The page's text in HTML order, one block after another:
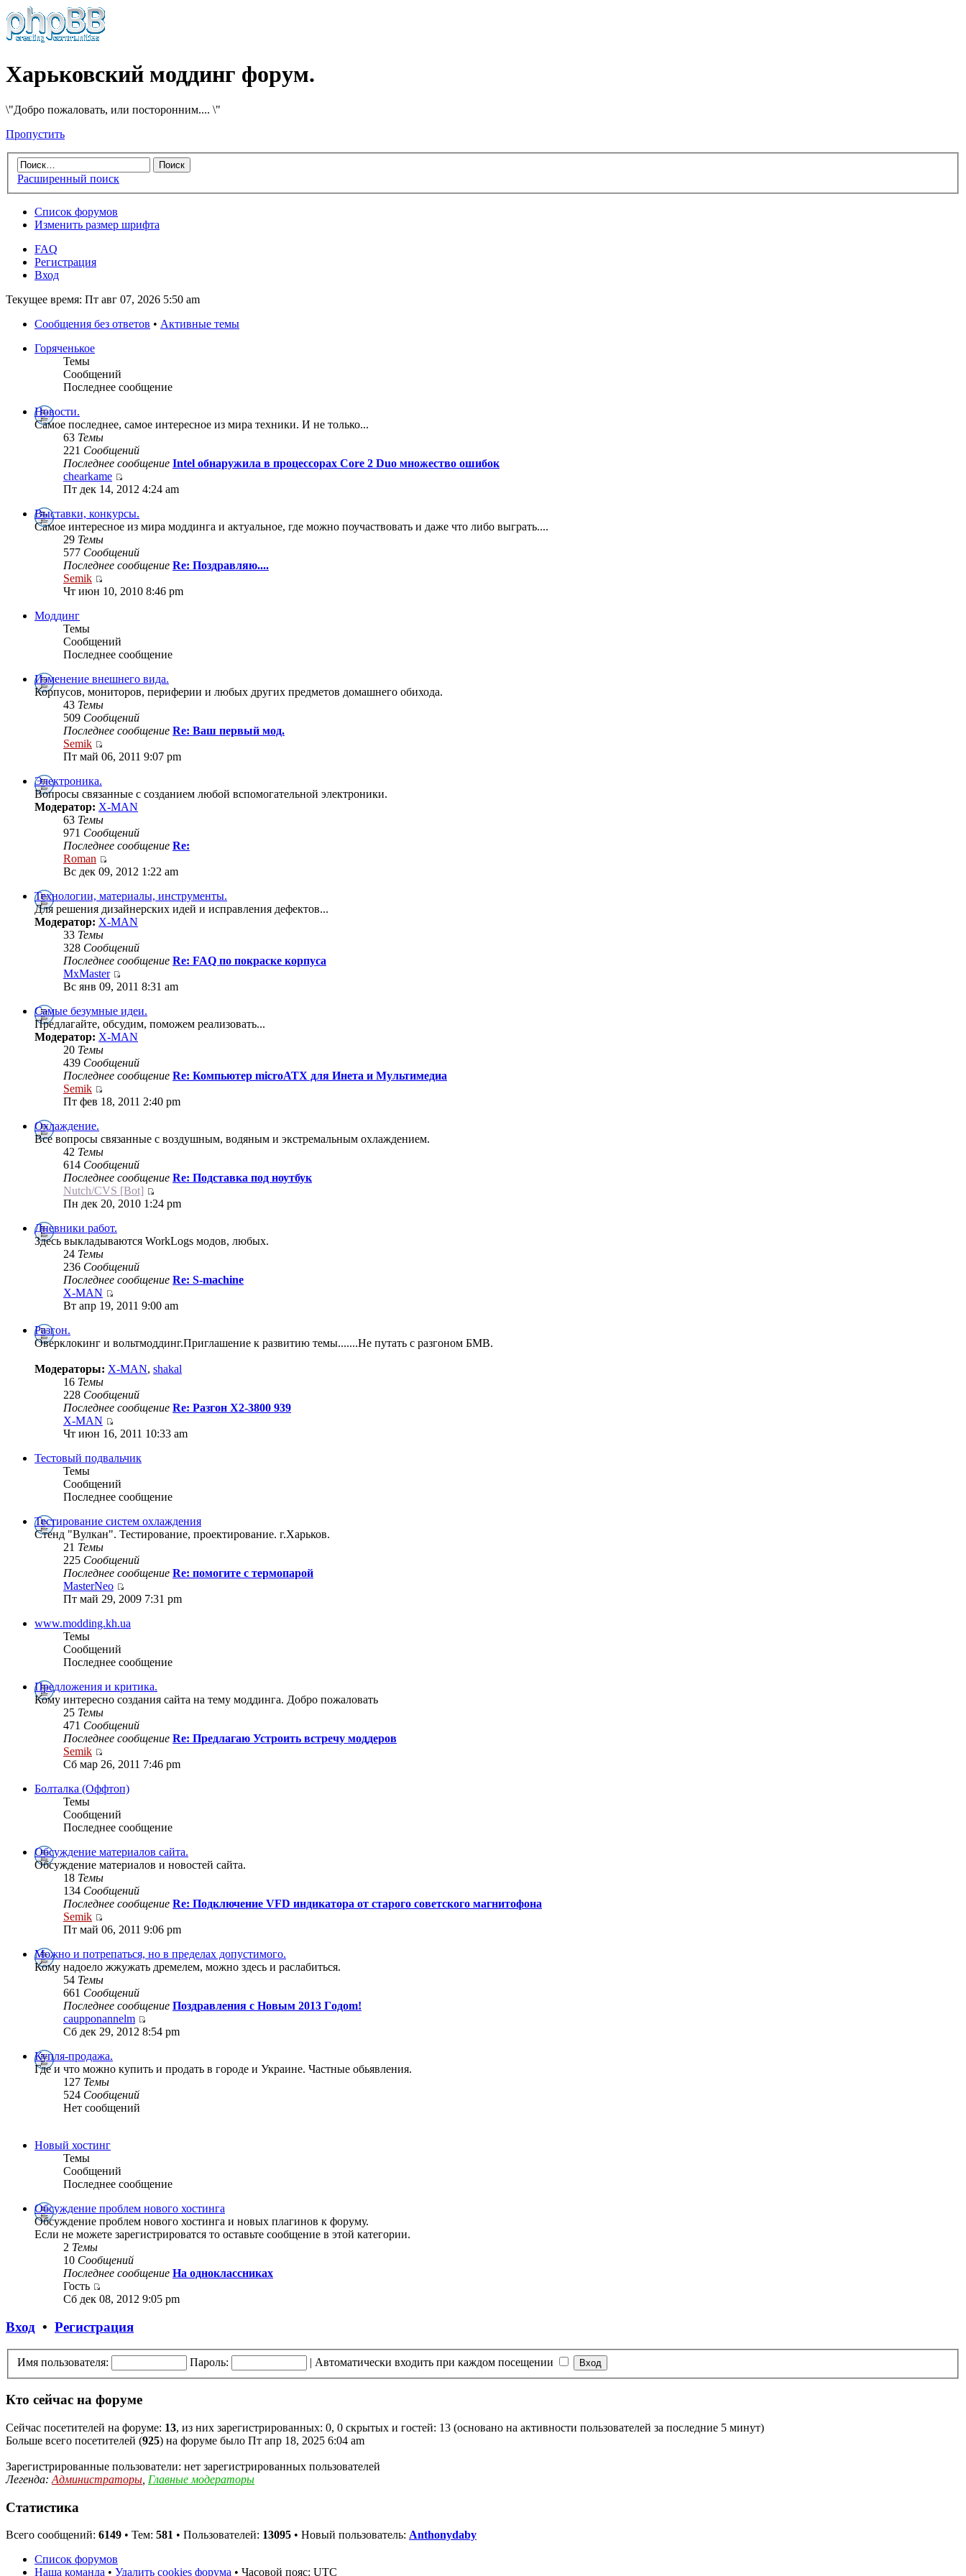
Харьковский моддинг форум.
\"Добро пожаловать, или посторонним.... \"
Пропустить
Расширенный поиск
Список форумов
Изменить размер шрифта
FAQ
Регистрация
Вход
Текущее время: Пт авг 07, 2026 5:50 am
Сообщения без ответов • Активные темы
Горяченькое
Темы
Сообщений
Последнее сообщение
Новости.
Самое последнее, самое интересное из мира техники. И не только...
63 Темы
221 Сообщений
Последнее сообщение Intel обнаружила в процессорах Core 2 Duo множество ошибок
chearkame
Пт дек 14, 2012 4:24 am
Выставки, конкурсы.
Самое интересное из мира моддинга и актуальное, где можно поучаствовать и даже что либо выграть....
29 Темы
577 Сообщений
Последнее сообщение Re: Поздравляю....
Semik
Чт июн 10, 2010 8:46 pm
Моддинг
Темы
Сообщений
Последнее сообщение
Изменение внешнего вида.
Корпусов, мониторов, периферии и любых других предметов домашнего обихода.
43 Темы
509 Сообщений
Последнее сообщение Re: Ваш первый мод.
Semik
Пт май 06, 2011 9:07 pm
Электроника.
Вопросы связанные с созданием любой вспомогательной электроники.
Модератор: X-MAN
63 Темы
971 Сообщений
Последнее сообщение Re:
Roman
Вс дек 09, 2012 1:22 am
Технологии, материалы, инструменты.
Для решения дизайнерских идей и исправления дефектов...
Модератор: X-MAN
33 Темы
328 Сообщений
Последнее сообщение Re: FAQ по покраске корпуса
MxMaster
Вс янв 09, 2011 8:31 am
Самые безумные идеи.
Предлагайте, обсудим, поможем реализовать...
Модератор: X-MAN
20 Темы
439 Сообщений
Последнее сообщение Re: Компьютер microATX для Инета и Мультимедиа
Semik
Пт фев 18, 2011 2:40 pm
Охлаждение.
Все вопросы связанные с воздушным, водяным и экстремальным охлаждением.
42 Темы
614 Сообщений
Последнее сообщение Re: Подставка под ноутбук
Nutch/CVS [Bot]
Пн дек 20, 2010 1:24 pm
Дневники работ.
Здесь выкладываются WorkLogs модов, любых.
24 Темы
236 Сообщений
Последнее сообщение Re: S-machine
X-MAN
Вт апр 19, 2011 9:00 am
Разгон.
Оверклокинг и вольтмоддинг.Приглашение к развитию темы.......Не путать с разгоном БМВ.
Модераторы: X-MAN, shakal
16 Темы
228 Сообщений
Последнее сообщение Re: Разгон Х2-3800 939
X-MAN
Чт июн 16, 2011 10:33 am
Тестовый подвальчик
Темы
Сообщений
Последнее сообщение
Тестирование систем охлаждения
Стенд "Вулкан". Тестирование, проектирование. г.Харьков.
21 Темы
225 Сообщений
Последнее сообщение Re: помогите с термопарой
MasterNeo
Пт май 29, 2009 7:31 pm
www.modding.kh.ua
Темы
Сообщений
Последнее сообщение
Предложения и критика.
Кому интересно создания сайта на тему моддинга. Добро пожаловать
25 Темы
471 Сообщений
Последнее сообщение Re: Предлагаю Устроить встречу моддеров
Semik
Сб мар 26, 2011 7:46 pm
Болталка (Оффтоп)
Темы
Сообщений
Последнее сообщение
Обсуждение материалов сайта.
Обсуждение материалов и новостей сайта.
18 Темы
134 Сообщений
Последнее сообщение Re: Подключение VFD индикатора от старого советского магнитофона
Semik
Пт май 06, 2011 9:06 pm
Можно и потрепаться, но в пределах допустимого.
Кому надоело жжужать дремелем, можно здесь и раслабиться.
54 Темы
661 Сообщений
Последнее сообщение Поздравления с Новым 2013 Гoдom!
caupponannelm
Сб дек 29, 2012 8:54 pm
Купля-продажа.
Где и что можно купить и продать в городе и Украине. Частные обьявления.
127 Темы
524 Сообщений
Нет сообщений
Новый хостинг
Темы
Сообщений
Последнее сообщение
Обсуждение проблем нового хостинга
Обсуждение проблем нового хостинга и новых плагинов к форуму.
Если не можете зарегистрироватся то оставьте сообщение в этой категории.
2 Темы
10 Сообщений
Последнее сообщение На одноклассниках
Гость
Сб дек 08, 2012 9:05 pm
Вход • Регистрация
Имя пользователя: Пароль: | Автоматически входить при каждом посещении
Кто сейчас на форуме
Сейчас посетителей на форуме: 13, из них зарегистрированных: 0, 0 скрытых и гостей: 13 (основано на активности пользователей за последние 5 минут)
Больше всего посетителей (925) на форуме было Пт апр 18, 2025 6:04 am
Зарегистрированные пользователи: нет зарегистрированных пользователей
Легенда: Администраторы Главные модераторы
Статистика
Всего сообщений: 6149 • Тем: 581 • Пользователей: 13095 • Новый пользователь: Anthonydaby
Список форумов
Наша команда • Удалить cookies форума • Часовой пояс: UTC